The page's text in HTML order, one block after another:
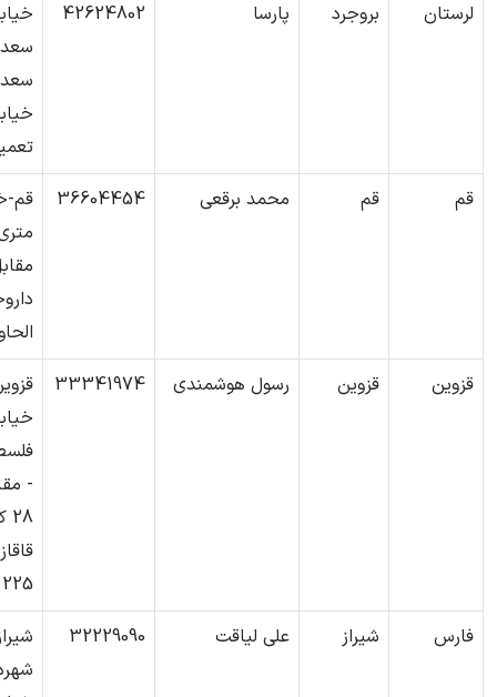
لرستان
بروجرد پارسا 42624802
قم
قم محمد برقعی
36604454
قزوین
قزوین رسول هوشمندی 33341974
-
225
فارس
شیراز علی لیاقت 32229090